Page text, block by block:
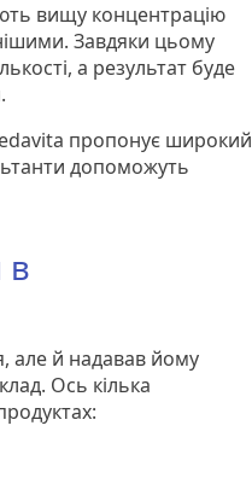
вищу концентрацію
Завдяки цьому
а результат буде
пропонує широкий
допоможуть
в
й надавав йому
Ось кілька